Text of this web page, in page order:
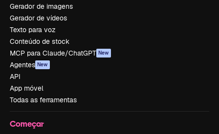
Gerador de imagens
Gerador de vídeos
Texto para voz
Conteúdo de stock
MCP para Claude/ChatGPT New
Agentes New
API
App móvel
Todas as ferramentas
Começar